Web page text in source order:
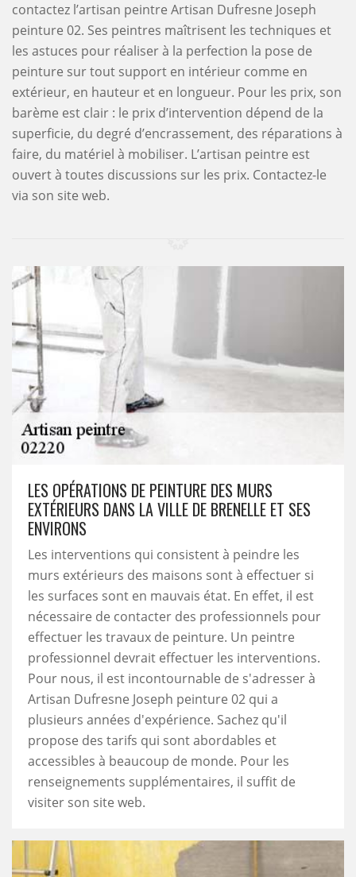
contactez l’artisan peintre Artisan Dufresne Joseph
peinture 02. Ses peintres maîtrisent les techniques et
les astuces pour réaliser à la perfection la pose de
peinture sur tout support en intérieur comme en
extérieur, en hauteur et en longueur. Pour les prix, son
barème est clair : le prix d’intervention dépend de la
superficie, du degré d’encrassement, des réparations à
faire, du matériel à mobiliser. L’artisan peintre est
ouvert à toutes discussions sur les prix. Contactez-le
via son site web.
LES OPÉRATIONS DE PEINTURE DES MURS
EXTÉRIEURS DANS LA VILLE DE BRENELLE ET SES
ENVIRONS
Les interventions qui consistent à peindre les
murs extérieurs des maisons sont à effectuer si
les surfaces sont en mauvais état. En effet, il est
nécessaire de contacter des professionnels pour
effectuer les travaux de peinture. Un peintre
professionnel devrait effectuer les interventions.
Pour nous, il est incontournable de s'adresser à
Artisan Dufresne Joseph peinture 02 qui a
plusieurs années d'expérience. Sachez qu'il
propose des tarifs qui sont abordables et
accessibles à beaucoup de monde. Pour les
renseignements supplémentaires, il suffit de
visiter son site web.